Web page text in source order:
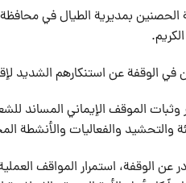
بمديرية الطيال في محافظة
في الوقفة عن استنكارهم الشديد
وثبات الموقف الإيماني المساند
والتحشيد والفعاليات والأنشطة
عن الوقفة، استمرار المواقف